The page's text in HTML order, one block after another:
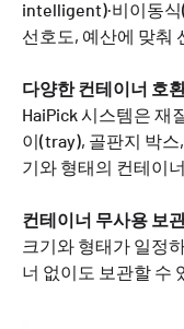
intelligent)·비이동
선호도, 예산에 맞춰
다양한 컨테이너 호
HaiPick 시스템은 재
이(tray), 골판지 박
기와 형태의 컨테이
컨테이너 무사용 보
크기와 형태가 일정
너 없이도 보관할 수